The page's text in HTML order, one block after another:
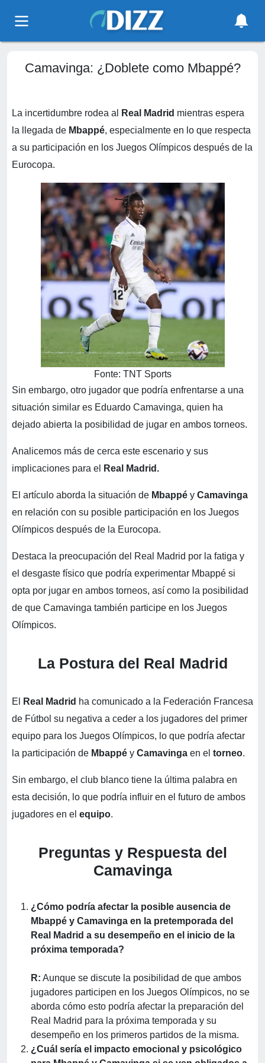
Camavinga: ¿Doblete como Mbappé?
La incertidumbre rodea al Real Madrid mientras espera
la llegada de Mbappé, especialmente en lo que respecta
a su participación en los Juegos Olímpicos después de la
Eurocopa.
Fonte: TNT Sports
Sin embargo, otro jugador que podría enfrentarse a una
situación similar es Eduardo Camavinga, quien ha
dejado abierta la posibilidad de jugar en ambos torneos.
Analicemos más de cerca este escenario y sus
implicaciones para el
Real Madrid.
El artículo aborda la situación de Mbappé y Camavinga
en relación con su posible participación en los Juegos
Olímpicos después de la Eurocopa.
Destaca la preocupación del Real Madrid por la fatiga y
el desgaste físico que podría experimentar Mbappé si
opta por jugar en ambos torneos, así como la posibilidad
de que Camavinga también participe en los Juegos
Olímpicos.
La Postura del Real Madrid
El Real Madrid ha comunicado a la Federación Francesa
de Fútbol su negativa a ceder a los jugadores del primer
equipo para los Juegos Olímpicos, lo que podría afectar
la participación de Mbappé y Camavinga en el torneo.
Sin embargo, el club blanco tiene la última palabra en
esta decisión, lo que podría influir en el futuro de ambos
jugadores en el equipo.
Preguntas y Respuesta del
Camavinga
¿Cómo podría afectar la posible ausencia de
Mbappé y Camavinga en la pretemporada del
Real Madrid a su desempeño en el inicio de la
próxima temporada?
R: Aunque se discute la posibilidad de que ambos
jugadores participen en los Juegos Olímpicos, no se
aborda cómo esto podría afectar la preparación del
Real Madrid para la próxima temporada y su
desempeño en los primeros partidos de la misma.
¿Cuál sería el impacto emocional y psicológico